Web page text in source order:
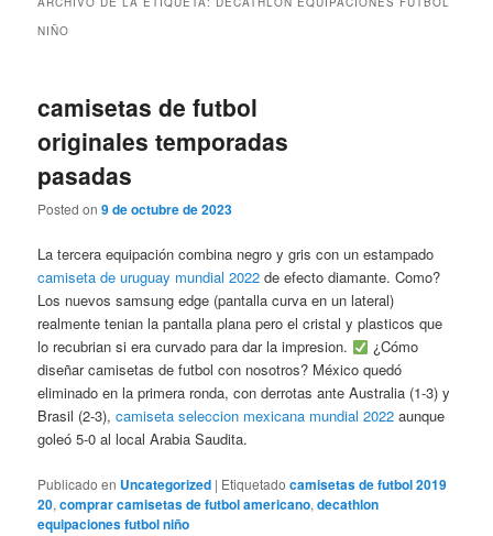
NIÑO
camisetas de futbol
originales temporadas
pasadas
Posted on9 de octubre de 2023
La tercera equipación combina negro y gris con un estampado
camiseta de uruguay mundial 2022 de efecto diamante. Como?
Los nuevos samsung edge (pantalla curva en un lateral)
realmente tenian la pantalla plana pero el cristal y plasticos que
lo recubrian si era curvado para dar la impresion.
¿Cómo
diseñar camisetas de futbol con nosotros? México quedó
eliminado en la primera ronda, con derrotas ante Australia (1-3) y
Brasil (2-3),camiseta seleccion mexicana mundial 2022 aunque
goleó 5-0 al local Arabia Saudita.
Publicado en Uncategorized | Etiquetado camisetas de futbol 2019
20,comprar camisetas de futbol americano,decathlon
equipaciones futbol niño